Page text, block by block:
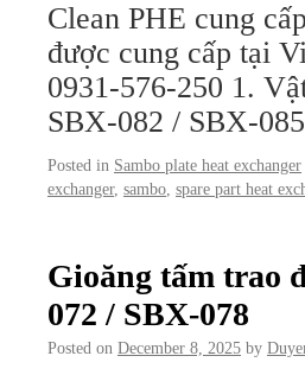
Clean PHE cung
được cung cấp tại
0931-576-250 1.
SBX-082 / SBX-
Posted in Sambo plate heat exchanger
exchanger, sambo spare part heat
Gioăng tấm trao
072 / SBX-078
Posted on December 8, 2025 by